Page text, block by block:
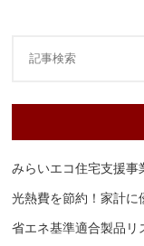
みらいエコ住宅支援事
光熱費を節約！家計に
省エネ基準適合製品リ